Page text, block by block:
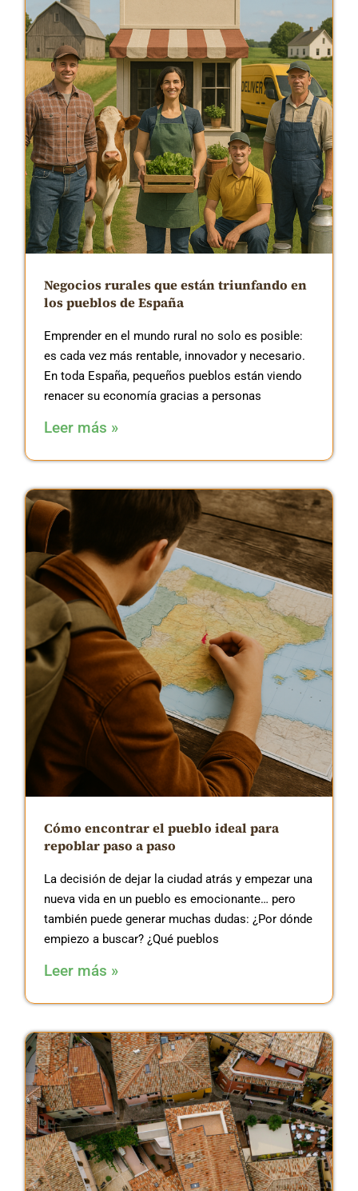
Negocios rurales que están triunfando en
los pueblos de España
Emprender en el mundo rural no solo es posible:
es cada vez más rentable, innovador y necesario.
En toda España, pequeños pueblos están viendo
renacer su economía gracias a personas
Leer más »
Cómo encontrar el pueblo ideal para
repoblar paso a paso
La decisión de dejar la ciudad atrás y empezar una
nueva vida en un pueblo es emocionante… pero
también puede generar muchas dudas: ¿Por dónde
empiezo a buscar? ¿Qué pueblos
Leer más »